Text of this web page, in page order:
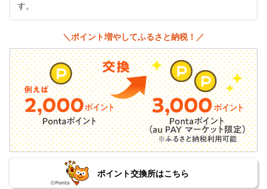
す。
＼ポイント増やしてふるさと納税！／
ポイント交換所はこちら